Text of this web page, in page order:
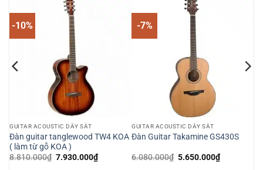
-10%
GUITAR ACOUSTIC DÂY SẮT
Đàn guitar tanglewood TW4 KOA
( làm từ gỗ KOA )
8.810.000₫ Giá
7.930.000₫Giá
hiện
-7%
GUITAR ACOUSTIC DÂY SẮT
Đàn Guitar Takamine GS430S
6.080.000₫ Giá
5.650.000₫Giá
hiện